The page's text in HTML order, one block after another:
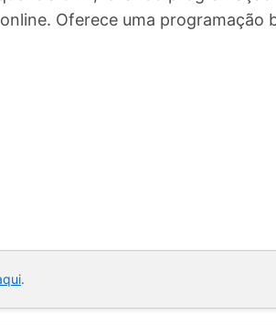
Oferece uma programação
.